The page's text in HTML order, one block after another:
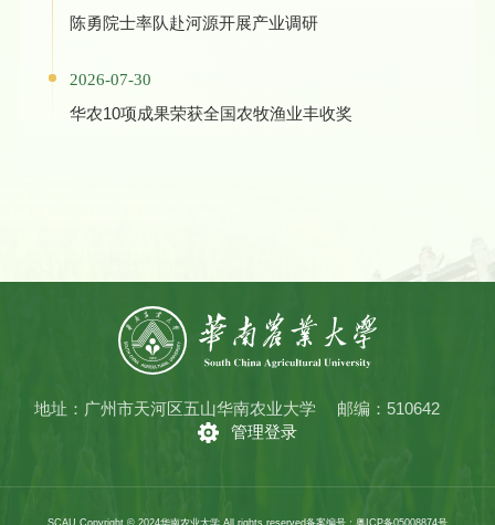
陈勇院士率队赴河源开展产业调研
2026-07-30
华农10项成果荣获全国农牧渔业丰收奖
地址：广州市天河区五山华南农业大学
邮编：510642
管理登录
SCAU Copyright © 2024华南农业大学 All rights reserved备案编号：粤ICP备05008874号